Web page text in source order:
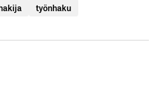
työnhaku